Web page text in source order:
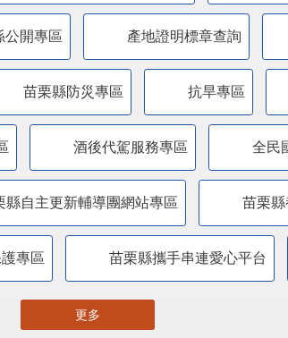
公開專區 產地證明標章查詢
苗栗縣防災專區 抗旱專區
酒後代駕服務專區 全民
縣自主更新輔導團網站專區 苗栗
專區 苗栗縣攜手串連愛心平台
更多